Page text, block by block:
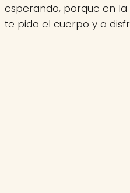
esperando, porque en
te pida el cuerpo y a